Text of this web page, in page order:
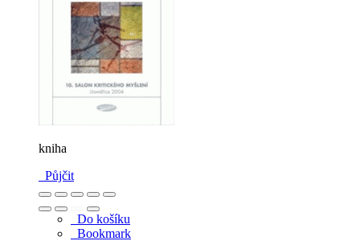
kniha
Půjčit
Do košíku
Bookmark